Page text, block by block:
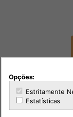
Opções:
Estritamente
Estatísticas